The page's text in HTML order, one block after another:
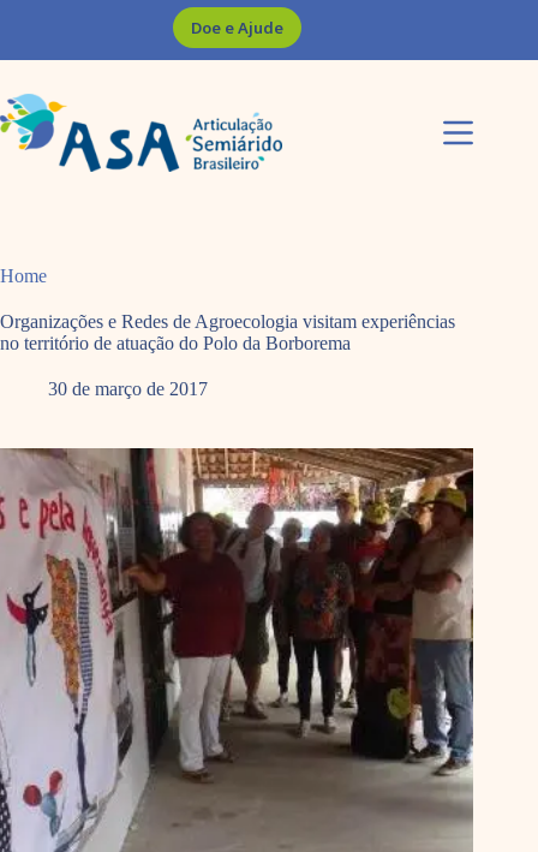
Doe e Ajude
Home
Organizações e Redes de Agroecologia visitam experiências
no território de atuação do Polo da Borborema
30 de março de 2017